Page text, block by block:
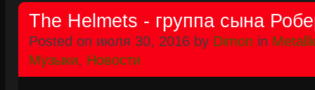
The Helmets - группа сына
Posted on июля 30, 2016 by Dimon in
Музыки, Новости